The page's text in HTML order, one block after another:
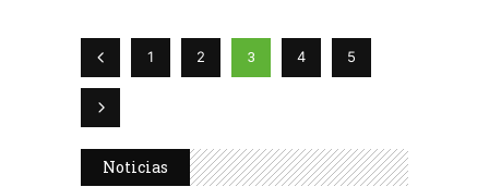
1 2 3 4 5
Noticias